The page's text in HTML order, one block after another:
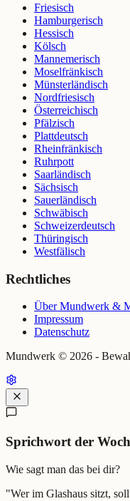
Friesisch
Hamburgerisch
Hessisch
Kölsch
Mannemerisch
Moselfränkisch
Münsterländisch
Nordfriesisch
Österreichisch
Pfälzisch
Plattdeutsch
Rheinfränkisch
Ruhrpott
Saarländisch
Sächsisch
Sauerländisch
Schwäbisch
Schweizerdeutsch
Thüringisch
Westfälisch
Rechtliches
Über Mundwerk &
Impressum
Datenschutz
Mundwerk © 2026 -
Sprichwort der
Wie sagt man das bei dir?
"Wer im Glashaus sitzt,